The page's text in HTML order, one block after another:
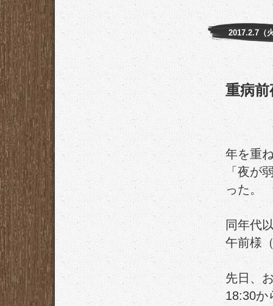
2017.2.7（
重病前
年を重
「夜が
った。
同年代
午前様
先日、
18:30か